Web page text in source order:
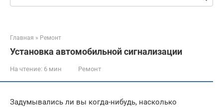
Главная » Ремонт
Установка автомобильной сигнализации
На чтение: 6 мин Ремонт
Задумывались ли вы когда-нибудь, насколько